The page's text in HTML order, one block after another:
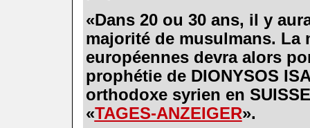
«Dans 20 ou 30 ans, il y
majorité de musulmans. La
européennes devra alors
prophétie de DIONYSOS
orthodoxe syrien en
«TAGES-ANZEIGER».